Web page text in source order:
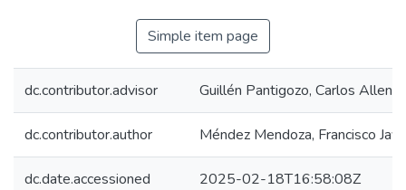
Simple item page
dc.contributor.advisor Guillén Pantigozo, Carlos Allen
dc.contributor.author Méndez Mendoza, Francisco
dc.date.accessioned 2025-02-18T16:58:08Z